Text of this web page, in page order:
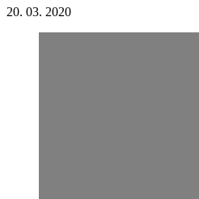
20. 03. 2020